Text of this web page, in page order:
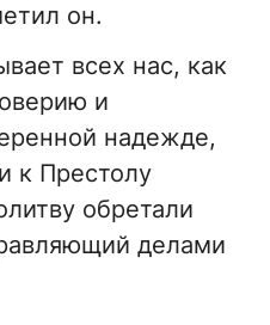
он.
всех нас, как
и
надежде,
к Престолу
обретали
делами